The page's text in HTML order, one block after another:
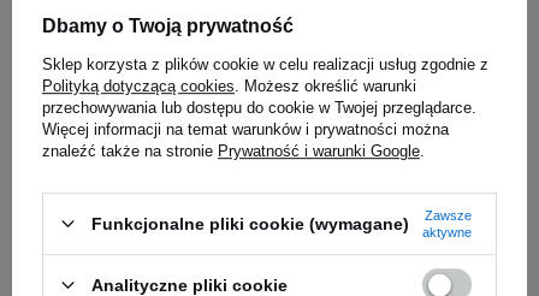
35,69 zł
Dbamy o Twoją prywatność
Sklep korzysta z plików cookie w celu realizacji usług zgodnie z
Polityką dotyczącą cookies . Możesz określić warunki
przechowywania lub dostępu do cookie w Twojej przeglądarce.
Więcej informacji na temat warunków i prywatności można
znaleźć także na stronie Prywatność i warunki Google
Funkcjonalne pliki cookie (wymagane)
Zawsze
aktywne
Analityczne pliki cookie